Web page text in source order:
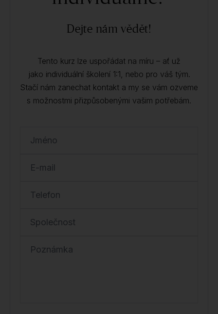
Dejte nám vědět!
Tento kurz lze uspořádat na míru – ať už
jako individuální školení 1:1, nebo pro váš tým.
Stačí nám zanechat kontakt a my se vám ozveme
s možnostmi přizpůsobenými vašim potřebám.
Jméno
E-mail
Telefon
Společnost
Poznámka